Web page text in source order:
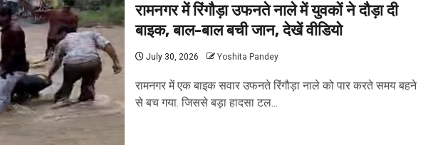
रामनगर में रिंगौड़ा उफनते नाले में युवकों ने दौड़ा दी
बाइक, बाल-बाल बची जान, देखें वीडियो
July 30, 2026 Yoshita Pandey
रामनगर में एक बाइक सवार उफनते रिंगौड़ा नाले को पार करते समय बहने
से बच गया. जिससे बड़ा हादसा टल...